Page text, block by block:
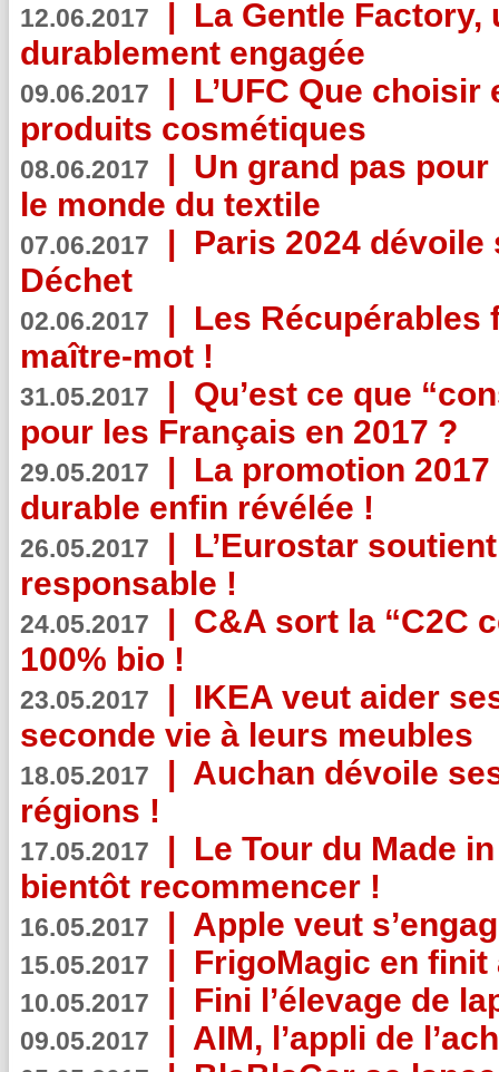
12.06.2017 | La Gentle
durablement engagée
09.06.2017 | L’UFC Que
produits cosmétiques
08.06.2017 | Un grand pas
le monde du textile
07.06.2017 | Paris 2024
Déchet
02.06.2017 | Les Récupérables
maître-mot !
31.05.2017 | Qu’est ce que
pour les Français en 2017 ?
29.05.2017 | La promotion
durable enfin révélée !
26.05.2017 | L’Eurostar
responsable !
24.05.2017 | C&A sort la “C2C
100% bio !
23.05.2017 | IKEA veut aider
seconde vie à leurs meubles
18.05.2017 | Auchan dévoile
régions !
17.05.2017 | Le Tour du Made
bientôt recommencer !
16.05.2017 | Apple veut
15.05.2017 | FrigoMagic en
10.05.2017 | Fini l’élevage de
09.05.2017 | AIM, l’appli de